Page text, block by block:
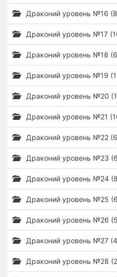
Драконий уровень №16
Драконий уровень №17
Драконий уровень №18
Драконий уровень №19
Драконий уровень №20
Драконий уровень №21
Драконий уровень №22
Драконий уровень №23
Драконий уровень №24
Драконий уровень №25
Драконий уровень №26
Драконий уровень №27
Драконий уровень №28